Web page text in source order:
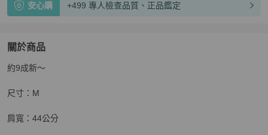
安心購 +499 專人檢查品質、正品鑑定
關於商品
關於正品BURBERRY 博柏利 LONDON 戰馬 男淺藍條紋短袖
約9成新～
尺寸：M
肩寬：44公分